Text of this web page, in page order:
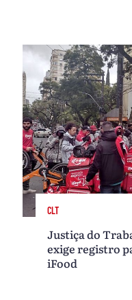
CLT
Justiça do
exige registro
iFood